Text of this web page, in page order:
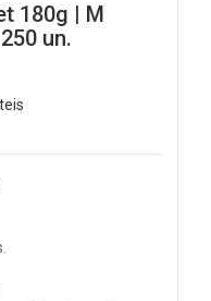
180g | M
un.